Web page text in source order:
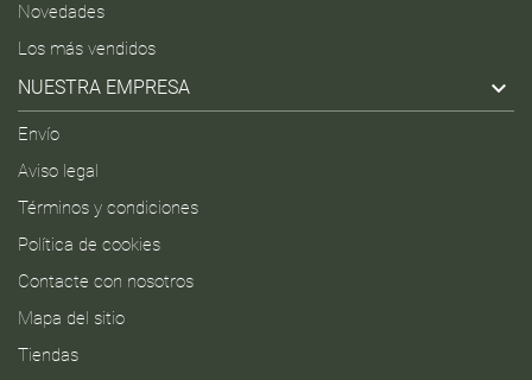
Novedades
Los más vendidos
NUESTRA EMPRESA 
Envío
Aviso legal
Términos y condiciones
Política de cookies
Contacte con nosotros
Mapa del sitio
Tiendas